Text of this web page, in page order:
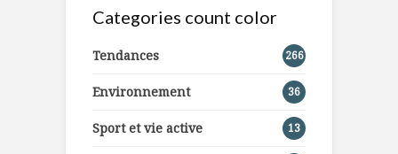
Categories count color
Tendances 266
Environnement 36
Sport et vie active 13